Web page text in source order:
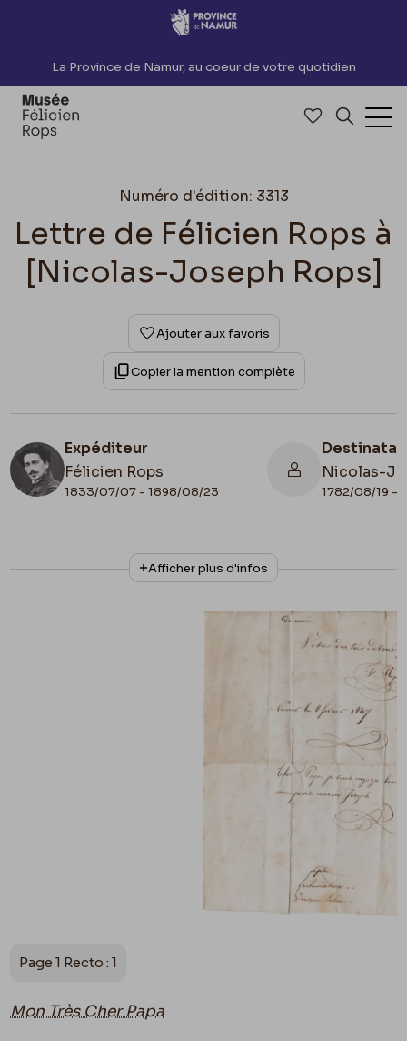
Accèder directement au contenu
La Province de Namur, au coeur de votre quotidien
Accéder à
Numéro d'édition: 3313
Lettre de Félicien Rops à
[Nicolas-Joseph Rops]
Ajouter aux favoris
Copier la mention complète
Expéditeur
Félicien Rops
1833/07/07 - 1898/08/23
Nicolas-
1782/08/19 -
N° d'inventaire
FFR/LE/6
Date de fin
1847/02/08
Belgique, Province de Namur, musée Félicien
Afficher plus d'infos
Page 1 Recto : 1
Mon Très Cher Papa